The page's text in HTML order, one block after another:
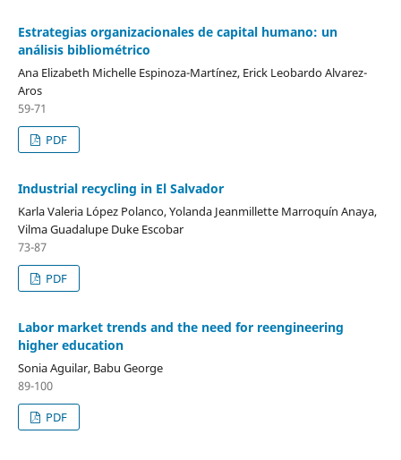
Estrategias organizacionales de capital humano: un
análisis bibliométrico
Ana Elizabeth Michelle Espinoza-Martínez, Erick Leobardo Alvarez-
Aros
59-71
PDF
Industrial recycling in El Salvador
Karla Valeria López Polanco, Yolanda Jeanmillette Marroquín Anaya,
Vilma Guadalupe Duke Escobar
73-87
PDF
Labor market trends and the need for reengineering
higher education
Sonia Aguilar, Babu George
89-100
PDF